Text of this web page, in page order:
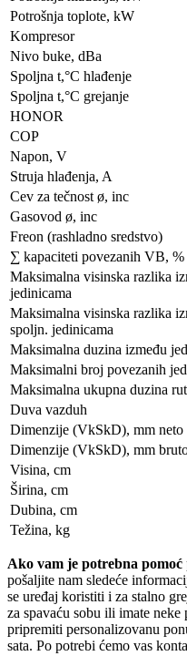
Potrošnja toplote, kW
Kompresor
Nivo buke, dBa
Spoljna t,°C hlađenje
Spoljna t,°C grejanje
HONOR
COP
Napon, V
Struja hlađenja, A
Cev za tečnost ø, inc
Gasovod ø, inc
Freon (rashladno sredstvo)
∑ kapaciteti povezanih VB, %
Maksimalna visinska razlika
jedinicama
Maksimalna visinska razlika
spoljn. jedinicama
Maksimalna duzina između
Maksimalni broj povezanih
Maksimalna ukupna duzina
Duva vazduh
Dimenzije (VkSkD), mm neto
Dimenzije (VkSkD), mm
Visina, сm
Širina, сm
Dubina, сm
Težina, kg
Ako vam je potrebna pomoć
pošaljite nam sledeće
se uređaj koristiti i za stalno
za spavaću sobu ili imate neke
pripremiti personalizovanu
sata. Po potrebi ćemo vas